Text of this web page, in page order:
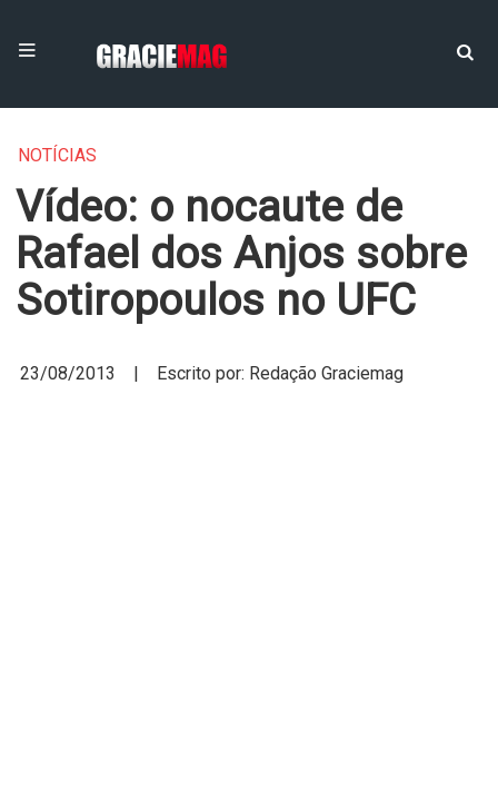
NOTÍCIAS
Vídeo: o nocaute de
Rafael dos Anjos sobre
Sotiropoulos no UFC
23/08/2013 | Escrito por: Redação Graciemag